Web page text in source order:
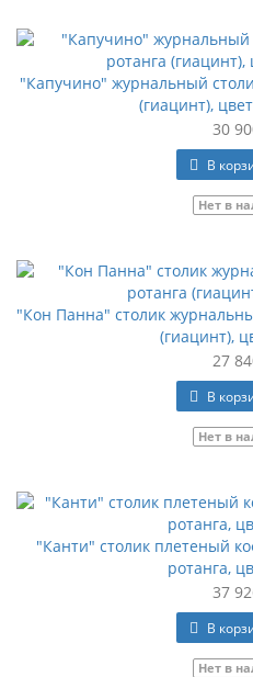
"Капучино" журнальный
(гиацинт),
30
В
Нет в
"Кон Панна" столик
(гиацинт),
27
В
Нет в
"Канти" столик плетеный
ротанга,
37
В
Нет в